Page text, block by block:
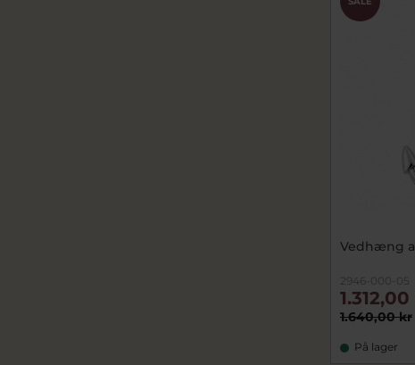
Vedhæng
2946-000-05
1.640,00 kr
På lager